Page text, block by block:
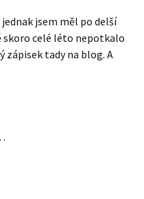
jsem měl po delší
skoro celé léto nepotkalo
zápisek tady na blog. A